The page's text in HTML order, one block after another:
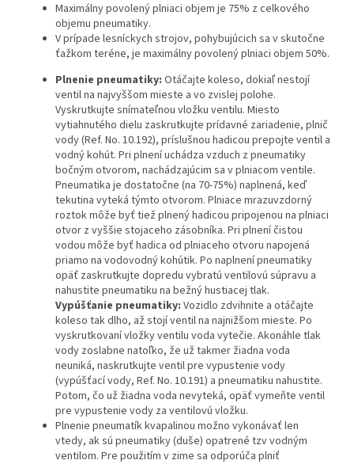
Maximálny povolený plniaci objem je 75% z celkového
objemu pneumatiky.
V prípade lesníckych strojov, pohybujúcich sa v skutočne
ťažkom teréne, je maximálny povolený plniaci objem 50%.
Plnenie pneumatiky: Otáčajte koleso, dokiaľ nestojí
ventil na najvyššom mieste a vo zvislej polohe.
Vyskrutkujte snímateľnou vložku ventilu. Miesto
vytiahnutého dielu zaskrutkujte prídavné zariadenie, plnič
vody (Ref. No. 10.192), príslušnou hadicou prepojte ventil a
vodný kohút. Pri plnení uchádza vzduch z pneumatiky
bočným otvorom, nachádzajúcim sa v plniacom ventile.
Pneumatika je dostatočne (na 70-75%) naplnená, keď
tekutina vyteká týmto otvorom. Plniace mrazuvzdorný
roztok môže byť tiež plnený hadicou pripojenou na plniaci
otvor z vyššie stojaceho zásobníka. Pri plnení čistou
vodou môže byť hadica od plniaceho otvoru napojená
priamo na vodovodný kohútik. Po naplnení pneumatiky
opäť zaskrutkujte dopredu vybratú ventilovú súpravu a
nahustite pneumatiku na bežný hustiacej tlak.
Vypúšťanie pneumatiky: Vozidlo zdvihnite a otáčajte
koleso tak dlho, až stojí ventil na najnižšom mieste. Po
vyskrutkovaní vložky ventilu voda vytečie. Akonáhle tlak
vody zoslabne natoľko, že už takmer žiadna voda
neuniká, naskrutkujte ventil pre vypustenie vody
(vypúšťací vody, Ref. No. 10.191) a pneumatiku nahustite.
Potom, čo už žiadna voda nevyteká, opäť vymeňte ventil
pre vypustenie vody za ventilovú vložku.
Plnenie pneumatík kvapalinou možno vykonávať len
vtedy, ak sú pneumatiky (duše) opatrené tzv vodným
ventilom. Pre použitím v zime sa odporúča plniť